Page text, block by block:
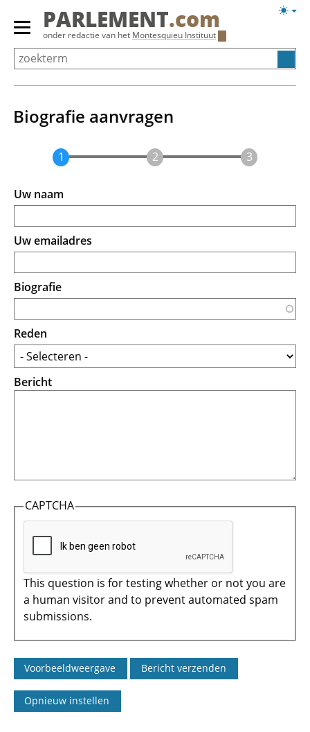
Overslaan
Primair
menu
tonen/verbergen
PARLEMENT.com
onder redactie van het Montesquieu Instituut
Biografie aanvragen
Uw naam
Uw emailadres
Biografie
Reden
Bericht
CAPTCHA
This question is for testing whether or not you are
a human visitor and to prevent automated spam
submissions.